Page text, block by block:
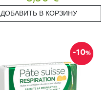
ДОБАВИТЬ В КОРЗИНУ
-10%